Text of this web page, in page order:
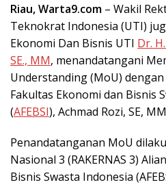
Riau, Warta9.com – Wakil
Teknokrat Indonesia (UTI)
Ekonomi Dan Bisnis UTI Dr.
SE., MM, menandatangani
Understanding (MoU)
Fakultas Ekonomi dan Bisnis
(AFEBSI), Achmad Rozi, SE,
Penandatanganan MoU
Nasional 3 (RAKERNAS 3)
Bisnis Swasta Indonesia